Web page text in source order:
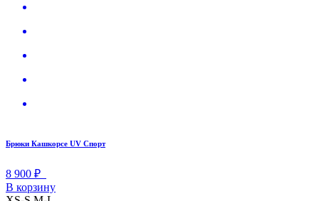
Брюки Кашкорсе UV Спорт
8 900 ₽
В корзину